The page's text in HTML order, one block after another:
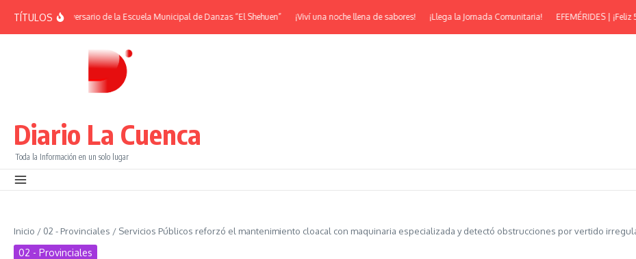
TÍTULOS
| 38° Aniversario de la Escuela Municipal de Danzas “El Shehuen” ¡Viví una noche llena de sabores! ¡Llega la Jornada Comunitaria! EFEMÉRIDES | ¡Feliz
Diario La Cuenca
Toda la Información en un solo lugar
Inicio / 02 - Provinciales / Servicios Públicos reforzó el mantenimiento cloacal con maquinaria especializada y detectó obstrucciones por vertido
02 - Provinciales